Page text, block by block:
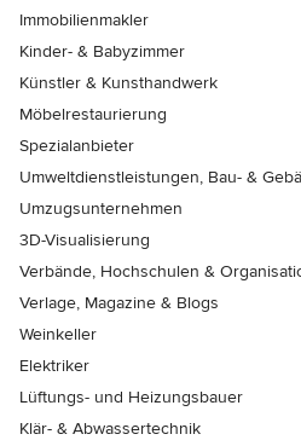
Immobilienmakler
Kinder- & Babyzimmer
Künstler & Kunsthandwerk
Möbelrestaurierung
Spezialanbieter
Umweltdienstleistungen, Bau- &
Umzugsunternehmen
3D-Visualisierung
Verbände, Hochschulen &
Verlage, Magazine & Blogs
Weinkeller
Elektriker
Lüftungs- und Heizungsbauer
Klär- & Abwassertechnik